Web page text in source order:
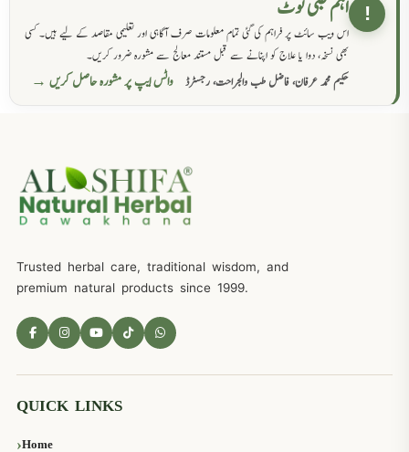
! اہم طبی نوٹ
اس ویب سائٹ پر فراہم کی گئی تمام معلومات صرف آگاہی اور تعلیمی مقاصد کے لیے ہیں۔ کسی
بھی نسخہ، دوا یا علاج کو اپنانے سے قبل مستند معالج سے مشورہ ضرور کریں۔
حکیم محمد عرفان، فاضل طب والجراحت، رجسٹرڈ
واٹس ایپ پر مشورہ حاصل کریں →
Trusted herbal care, traditional wisdom, and
premium natural products since 1999.
QUICK LINKS
Home